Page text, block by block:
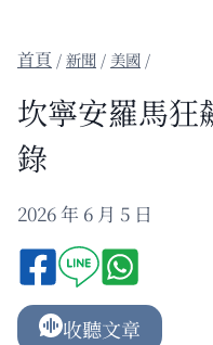
/新聞 / 美國 /
坎寧安羅馬狂
錄
2026 年 6 月 5 日
收聽文章